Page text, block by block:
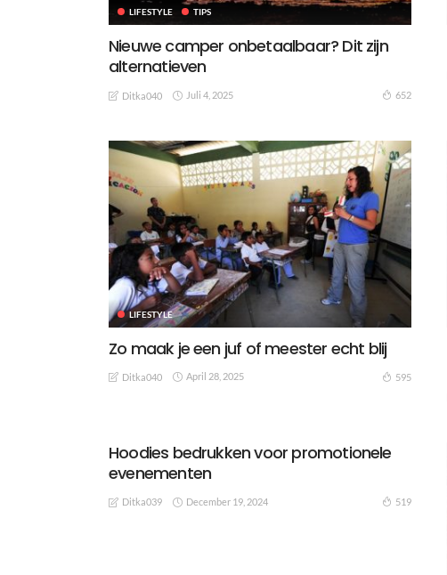
LIFESTYLE TIPS
Nieuwe camper onbetaalbaar? Dit zijn
alternatieven
Ditka040 Juli 4, 2025 652
LIFESTYLE
Zo maak je een juf of meester echt blij
Ditka040 April 28, 2025 595
Hoodies bedrukken voor promotionele
evenementen
Ditka039 December 19, 2024 519